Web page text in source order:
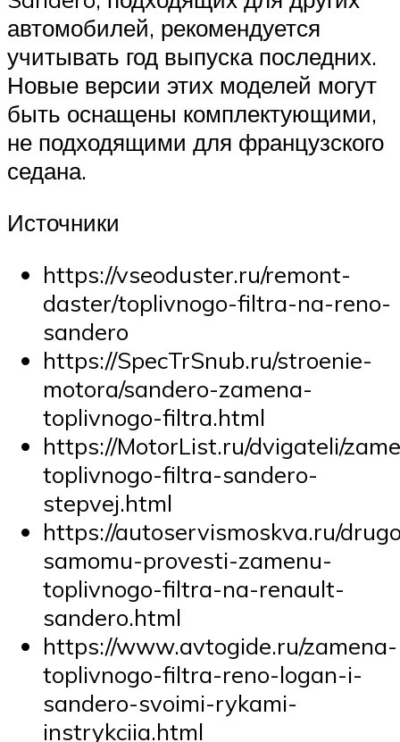
автомобилей, рекомендуется
учитывать год выпуска последних.
Новые версии этих моделей могут
быть оснащены комплектующими,
не подходящими для французского
седана.
Источники
https://vseoduster.ru/remont-
daster/toplivnogo-filtra-na-reno-
sandero
https://SpecTrSnub.ru/stroenie-
motora/sandero-zamena-
toplivnogo-filtra.html
https://MotorList.ru/dvigateli/
toplivnogo-filtra-sandero-
stepvej.html
https://autoservismoskva.ru/
samomu-provesti-zamenu-
toplivnogo-filtra-na-renault-
sandero.html
https://www.avtogide.ru/zamena-
toplivnogo-filtra-reno-logan-i-
sandero-svoimi-rykami-
instrykciia.html